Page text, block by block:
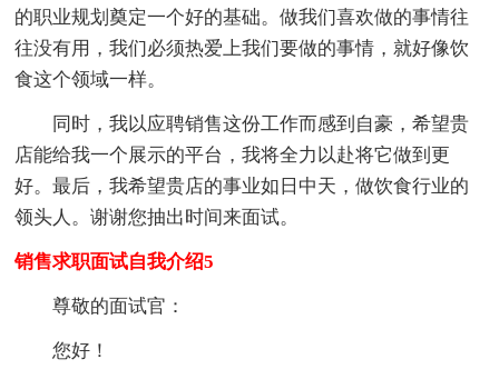
的职业规划奠定一个好的基础。做我们喜欢做的事情往
往没有用，我们必须热爱上我们要做的事情，就好像饮
食这个领域一样。
同时，我以应聘销售这份工作而感到自豪，希望贵
店能给我一个展示的平台，我将全力以赴将它做到更
好。最后，我希望贵店的事业如日中天，做饮食行业的
领头人。谢谢您抽出时间来面试。
销售求职面试自我介绍5
尊敬的面试官：
您好！